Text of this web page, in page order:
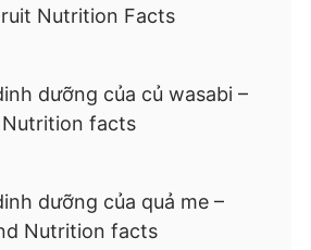
Nutrition Facts
dưỡng của củ wasabi –
Nutrition facts
dưỡng của quả me –
Nutrition facts